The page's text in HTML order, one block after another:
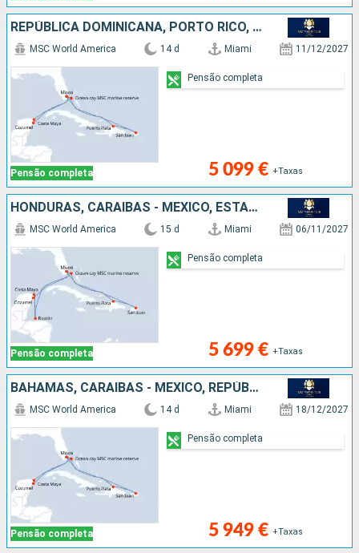
REPÚBLICA DOMINICANA, PORTO RICO, ESTADOS UNIDOS, BAHAMAS, CARAIBAS - MEXICO
Pensão completa
MSC World America 14 d Miami 11/12/2027
5 099 € +Taxas
Pensão completa
HONDURAS, CARAIBAS - MEXICO, ESTADOS UNIDOS, REPÚBLICA DOMINICANA, PORTO RICO, BAHAMAS
Pensão completa
MSC World America 15 d Miami 06/11/2027
5 699 € +Taxas
Pensão completa
BAHAMAS, CARAIBAS - MEXICO, REPÚBLICA DOMINICANA, PORTO RICO, ESTADOS UNIDOS
Pensão completa
MSC World America 14 d Miami 18/12/2027
5 949 € +Taxas
Pensão completa